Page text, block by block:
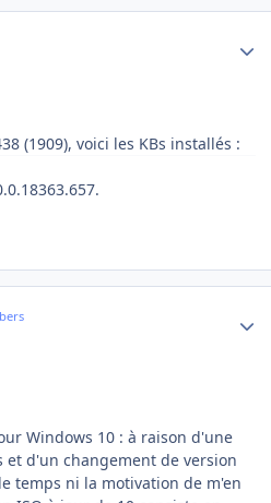
(1909), voici les KBs installés :
Windows 10 : à raison d'une
et d'un changement de version
temps ni la motivation de m'en